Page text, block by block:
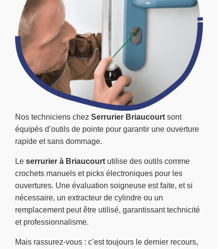
Nos techniciens chez Serrurier Briaucourt sont
équipés d’outils de pointe pour garantir une ouverture
rapide et sans dommage.
Le serrurier à Briaucourt utilise des outils comme
crochets manuels et picks électroniques pour les
ouvertures. Une évaluation soigneuse est faite, et si
nécessaire, un extracteur de cylindre ou un
remplacement peut être utilisé, garantissant technicité
et professionnalisme.
Mais rassurez-vous : c’est toujours le dernier recours,